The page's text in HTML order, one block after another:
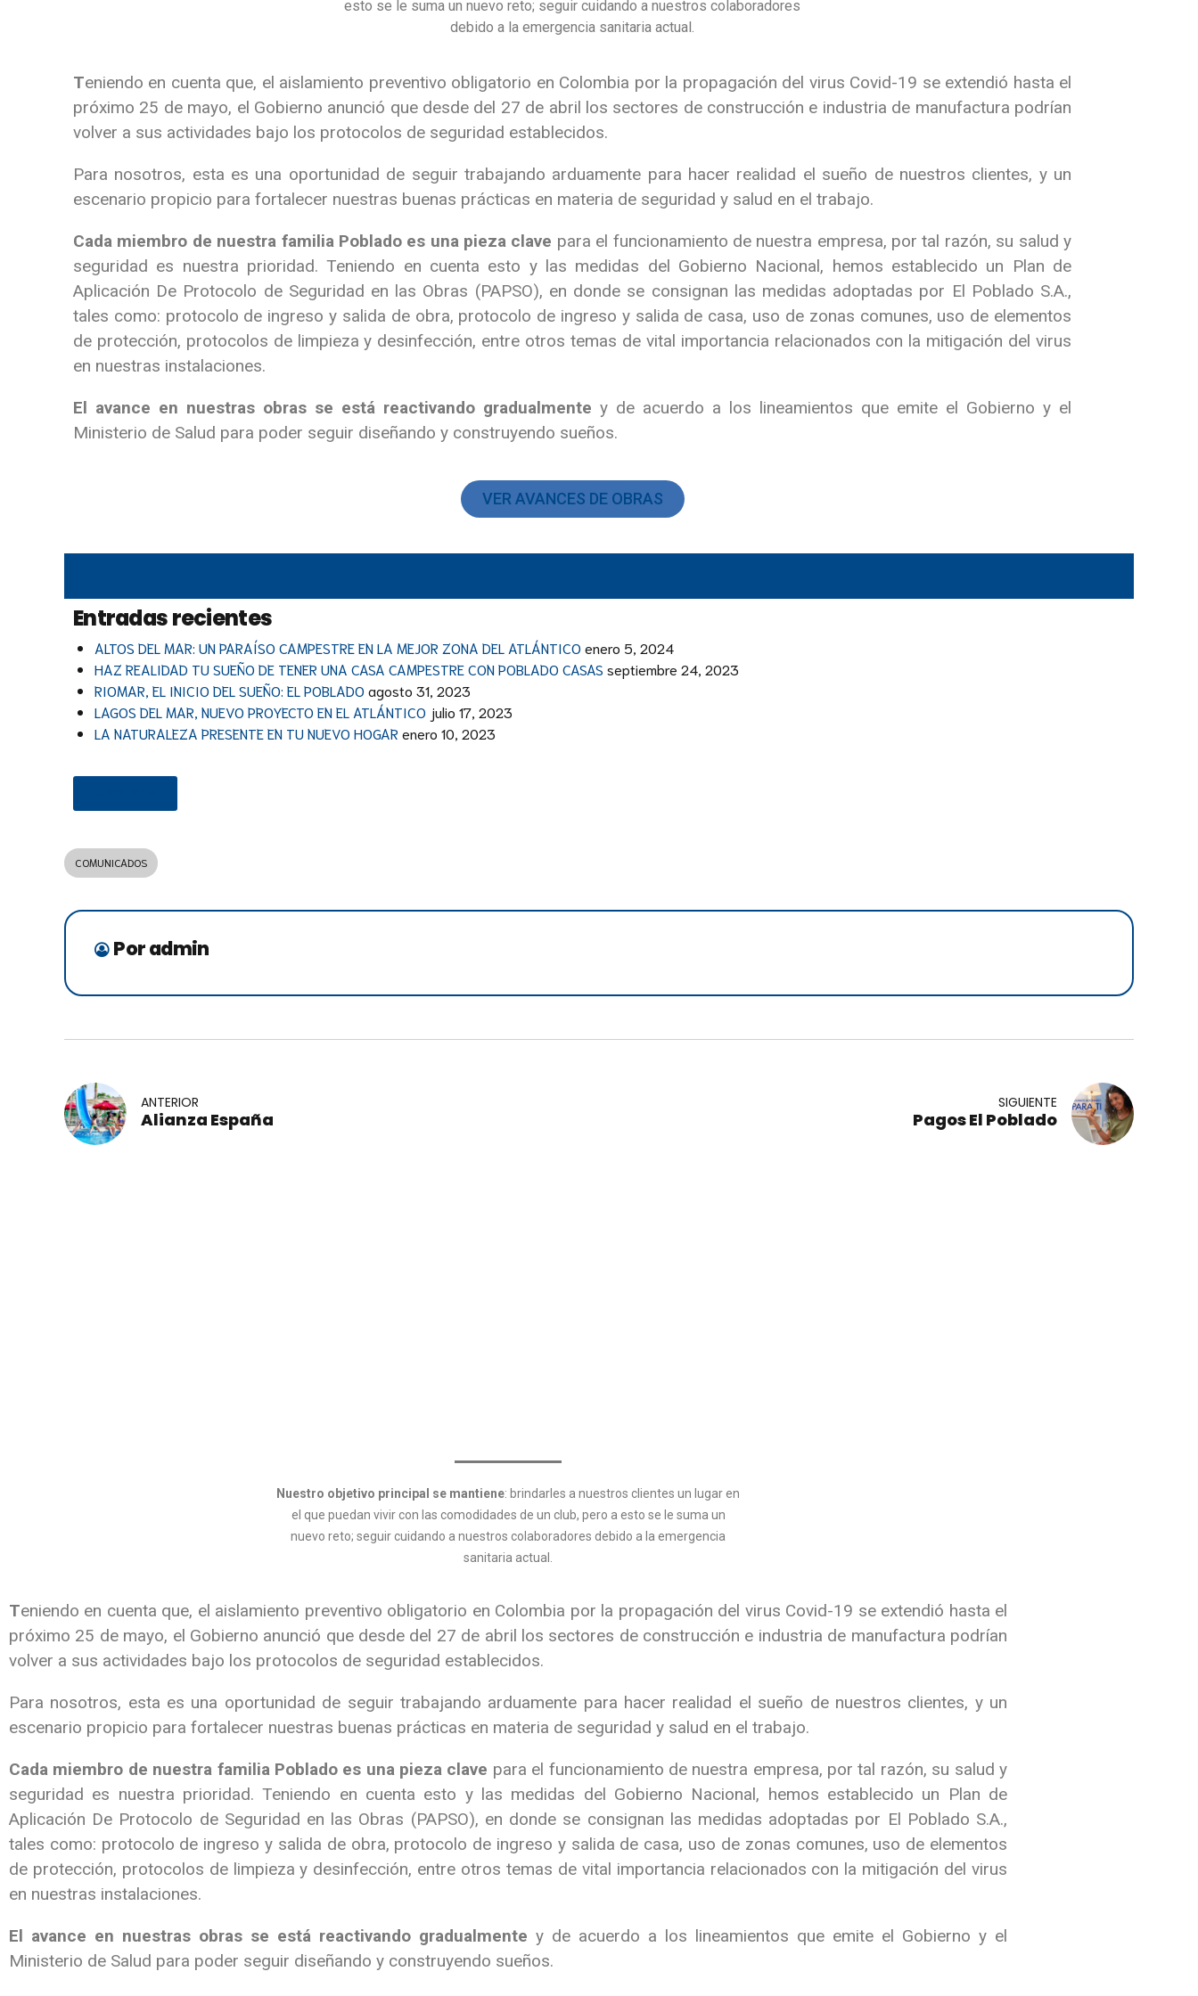
esto se le suma un nuevo reto; seguir cuidando a nuestros colaboradores
debido a la emergencia sanitaria actual.
Teniendo en cuenta que, el aislamiento preventivo obligatorio en Colombia por la propagación del virus Covid-19 se extendió hasta el
próximo 25 de mayo, el Gobierno anunció que desde del 27 de abril los sectores de construcción e industria de manufactura podrían
volver a sus actividades bajo los protocolos de seguridad establecidos.
Para nosotros, esta es una oportunidad de seguir trabajando arduamente para hacer realidad el sueño de nuestros clientes, y un
escenario propicio para fortalecer nuestras buenas prácticas en materia de seguridad y salud en el trabajo.
Cada miembro de nuestra familia Poblado es una pieza clave para el funcionamiento de nuestra empresa, por tal razón, su salud y
seguridad es nuestra prioridad. Teniendo en cuenta esto y las medidas del Gobierno Nacional, hemos establecido un Plan de
Aplicación De Protocolo de Seguridad en las Obras (PAPSO), en donde se consignan las medidas adoptadas por El Poblado S.A.,
tales como: protocolo de ingreso y salida de obra, protocolo de ingreso y salida de casa, uso de zonas comunes, uso de elementos
de protección, protocolos de limpieza y desinfección, entre otros temas de vital importancia relacionados con la mitigación del virus
en nuestras instalaciones.
El avance en nuestras obras se está reactivando gradualmente y de acuerdo a los lineamientos que emite el Gobierno y el
Ministerio de Salud para poder seguir diseñando y construyendo sueños.
VER AVANCES DE OBRAS
Entradas recientes
ALTOS DEL MAR: UN PARAÍSO CAMPESTRE EN LA MEJOR ZONA DEL ATLÁNTICO enero 5, 2024
HAZ REALIDAD TU SUEÑO DE TENER UNA CASA CAMPESTRE CON POBLADO CASAS septiembre 24, 2023
RIOMAR, EL INICIO DEL SUEÑO: EL POBLADO agosto 31, 2023
LAGOS DEL MAR, NUEVO PROYECTO EN EL ATLÁNTICO julio 17, 2023
LA NATURALEZA PRESENTE EN TU NUEVO HOGAR enero 10, 2023
COMUNICADOS
Por admin
ANTERIOR
Alianza España
SIGUIENTE
Pagos El Poblado
Nuestro objetivo principal se mantiene: brindarles a nuestros clientes un lugar en
el que puedan vivir con las comodidades de un club, pero a esto se le suma un
nuevo reto; seguir cuidando a nuestros colaboradores debido a la emergencia
sanitaria actual.
Teniendo en cuenta que, el aislamiento preventivo obligatorio en Colombia por la propagación del virus Covid-19 se extendió hasta el
próximo 25 de mayo, el Gobierno anunció que desde del 27 de abril los sectores de construcción e industria de manufactura podrían
volver a sus actividades bajo los protocolos de seguridad establecidos.
Para nosotros, esta es una oportunidad de seguir trabajando arduamente para hacer realidad el sueño de nuestros clientes, y un
escenario propicio para fortalecer nuestras buenas prácticas en materia de seguridad y salud en el trabajo.
Cada miembro de nuestra familia Poblado es una pieza clave para el funcionamiento de nuestra empresa, por tal razón, su salud y
seguridad es nuestra prioridad. Teniendo en cuenta esto y las medidas del Gobierno Nacional, hemos establecido un Plan de
Aplicación De Protocolo de Seguridad en las Obras (PAPSO), en donde se consignan las medidas adoptadas por El Poblado S.A.,
tales como: protocolo de ingreso y salida de obra, protocolo de ingreso y salida de casa, uso de zonas comunes, uso de elementos
de protección, protocolos de limpieza y desinfección, entre otros temas de vital importancia relacionados con la mitigación del virus
en nuestras instalaciones.
El avance en nuestras obras se está reactivando gradualmente y de acuerdo a los lineamientos que emite el Gobierno y el
Ministerio de Salud para poder seguir diseñando y construyendo sueños.